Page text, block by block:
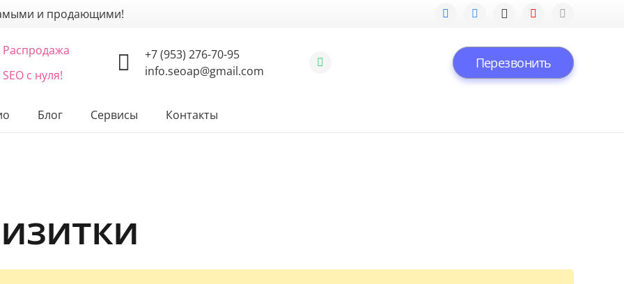
и продающими!
Распродажа
SEO с нуля!
+7 (953) 276-70-95
info.seoap@gmail.com
Перезвонить
Блог Сервисы Контакты